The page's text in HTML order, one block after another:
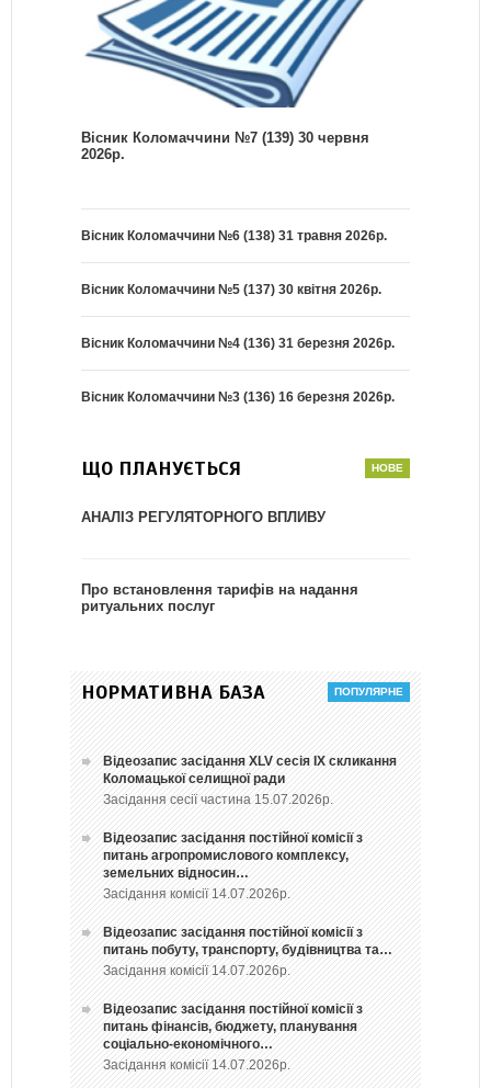
Вісник Коломаччини №7 (139) 30 червня
2026р.
Вісник Коломаччини №6 (138) 31 травня 2026р.
Вісник Коломаччини №5 (137) 30 квітня 2026р.
Вісник Коломаччини №4 (136) 31 березня 2026р.
Вісник Коломаччини №3 (136) 16 березня 2026р.
ЩО ПЛАНУЄТЬСЯ
АНАЛІЗ РЕГУЛЯТОРНОГО ВПЛИВУ
Про встановлення тарифів на надання
ритуальних послуг
НОРМАТИВНА БАЗА
Відеозапис засідання ХLV сесія ІХ скликання
Коломацької селищної ради
Засідання сесії частина 15.07.2026р.
Відеозапис засідання постійної комісії з
питань агропромислового комплексу,
земельних відносин…
Засідання комісії 14.07.2026р.
Відеозапис засідання постійної комісії з
питань побуту, транспорту, будівництва та…
Засідання комісії 14.07.2026р.
Відеозапис засідання постійної комісії з
питань фінансів, бюджету, планування
соціально-економічного…
Засідання комісії 14.07.2026р.